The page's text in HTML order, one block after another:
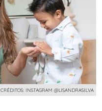
CRÉDITOS: INSTAGRAM @LISANDRASILVA